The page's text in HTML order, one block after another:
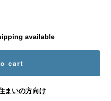
available
cart
まいの方向け